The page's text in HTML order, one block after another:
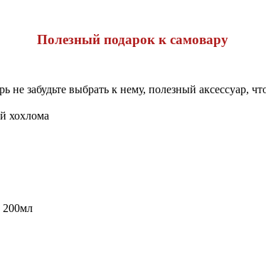
Полезный подарок к самовару
забудьте выбрать к нему, полезный аксессуар,
хохлома
200мл